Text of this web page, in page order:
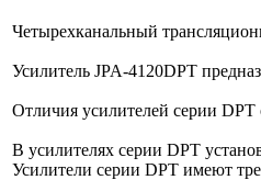
Четырехканальный
Усилитель JPA-4120DPT
Отличия усилителей серии DPT
В усилителях серии DPT
Усилители серии DPT имеют